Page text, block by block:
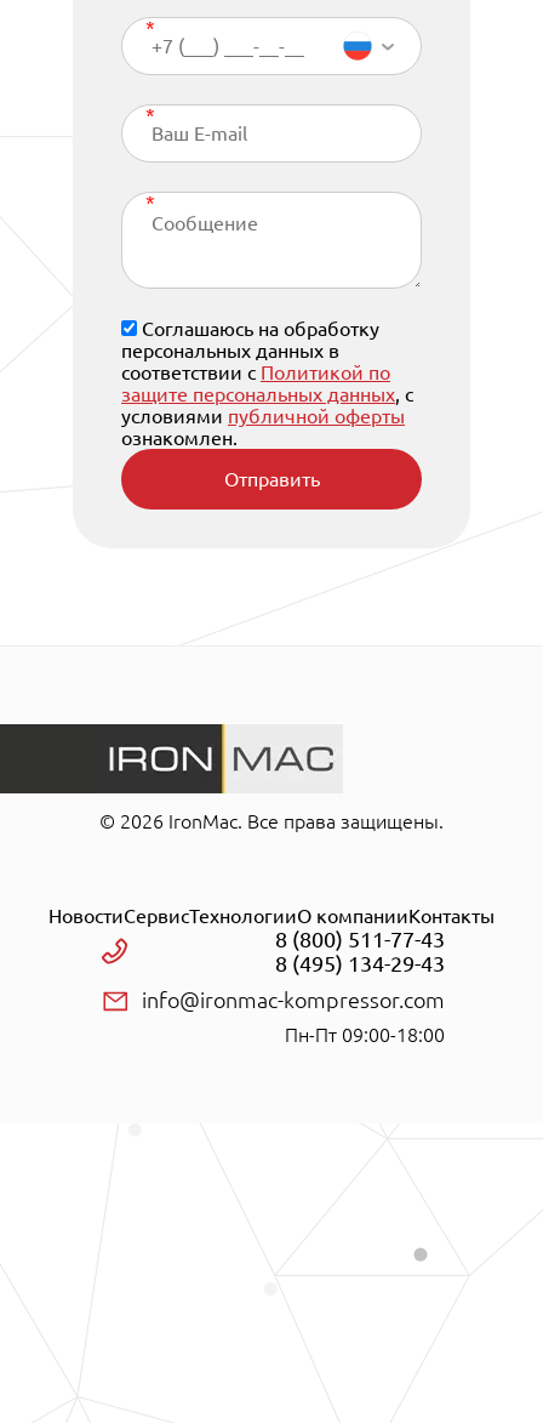
Соглашаюсь на обработку
персональных данных в
соответствии с Политикой по
защите персональных данных, с
условиями публичной оферты
ознакомлен.
Отправить
© 2026 IronMac. Все права защищены.
НовостиСервисТехнологииО компанииКонтакты
8 (800) 511-77-43
8 (495) 134-29-43
info@ironmac-kompressor.com
Пн-Пт 09:00-18:00